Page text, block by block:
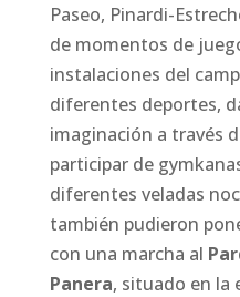
Paseo, Pinardi-
de momentos de
instalaciones del
diferentes deportes,
imaginación a través
participar de
diferentes veladas
también pudieron
con una marcha al
Panera, situado en la